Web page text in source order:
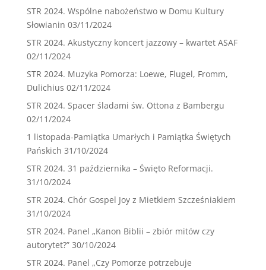
STR 2024. Wspólne nabożeństwo w Domu Kultury
Słowianin 03/11/2024
STR 2024. Akustyczny koncert jazzowy – kwartet ASAF
02/11/2024
STR 2024. Muzyka Pomorza: Loewe, Flugel, Fromm,
Dulichius 02/11/2024
STR 2024. Spacer śladami św. Ottona z Bambergu
02/11/2024
1 listopada-Pamiątka Umarłych i Pamiątka Świętych
Pańskich 31/10/2024
STR 2024. 31 października – Święto Reformacji.
31/10/2024
STR 2024. Chór Gospel Joy z Mietkiem Szcześniakiem
31/10/2024
STR 2024. Panel „Kanon Biblii – zbiór mitów czy
autorytet?” 30/10/2024
STR 2024. Panel „Czy Pomorze potrzebuje